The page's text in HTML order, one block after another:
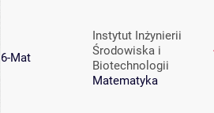
6-Mat
Instytut Inżynierii
Środowiska i
Biotechnologii
Matematyka